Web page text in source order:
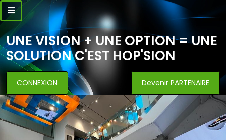
UNE VISION + UNE OPTION = UNE
SOLUTION C'EST HOP'SION
CONNEXION Devenir PARTENAIRE